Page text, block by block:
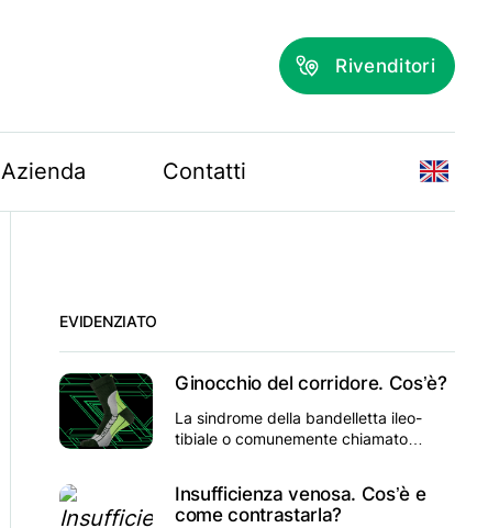
Rivenditori
Azienda Contatti
EVIDENZIATO
Ginocchio del corridore. Cos’è?
La sindrome della bandelletta ileo-
tibiale o comunemente chiamato
esterno del ginocchio.
Insufficienza venosa. Cos’è e
come contrastarla?